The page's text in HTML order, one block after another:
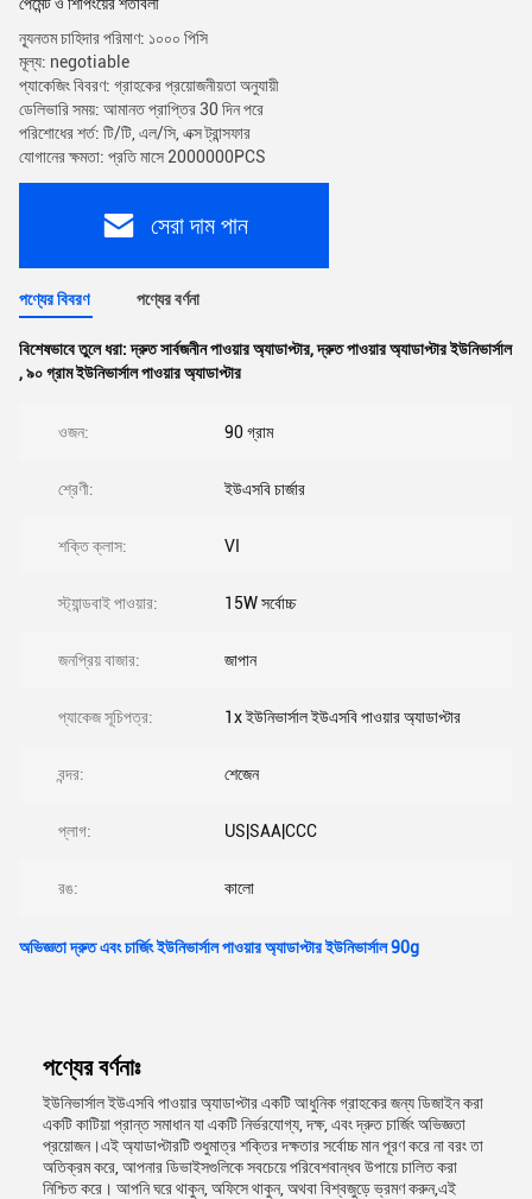
ন্যূনতম চাহিদার পরিমাণ: ১০০০ পিসি
মূল্য: negotiable
প্যাকেজিং বিবরণ: গ্রাহকের প্রয়োজনীয়তা অনুযায়ী
ডেলিভারি সময়: আমানত প্রাপ্তির 30 দিন পরে
পরিশোধের শর্ত: টি/টি, এল/সি, এক্স ট্রান্সফার
যোগানের ক্ষমতা: প্রতি মাসে 2000000PCS
সেরা দাম পান
পণ্যের বিবরণ পণ্যের বর্ণনা
বিশেষভাবে তুলে ধরা:দ্রুত সার্বজনীন পাওয়ার অ্যাডাপ্টার,দ্রুত পাওয়ার অ্যাডাপ্টার ইউনিভার্সাল
,৯০ গ্রাম ইউনিভার্সাল পাওয়ার অ্যাডাপ্টার
ওজন: 90 গ্রাম
শ্রেণী: ইউএসবি চার্জার
শক্তি ক্লাস: VI
স্ট্যান্ডবাই পাওয়ার: 15W সর্বোচ্চ
জনপ্রিয় বাজার: জাপান
প্যাকেজ সূচিপত্র: 1x ইউনিভার্সাল ইউএসবি পাওয়ার অ্যাডাপ্টার
বন্দর: শেজেন
প্লাগ: US|SAA|CCC
রঙ: কালো
অভিজ্ঞতা দ্রুত এবং চার্জিং ইউনিভার্সাল পাওয়ার অ্যাডাপ্টার ইউনিভার্সাল 90g
পণ্যের বর্ণনাঃ
ইউনিভার্সাল ইউএসবি পাওয়ার অ্যাডাপ্টার একটি আধুনিক গ্রাহকের জন্য ডিজাইন করা
একটি কাটিয়া প্রান্ত সমাধান যা একটি নির্ভরযোগ্য, দক্ষ, এবং দ্রুত চার্জিং অভিজ্ঞতা
প্রয়োজন।এই অ্যাডাপ্টারটি শুধুমাত্র শক্তির দক্ষতার সর্বোচ্চ মান পূরণ করে না বরং তা
অতিক্রম করে, আপনার ডিভাইসগুলিকে সবচেয়ে পরিবেশবান্ধব উপায়ে চালিত করা
নিশ্চিত করে। আপনি ঘরে থাকুন, অফিসে থাকুন, অথবা বিশ্বজুড়ে ভ্রমণ করুন,এই